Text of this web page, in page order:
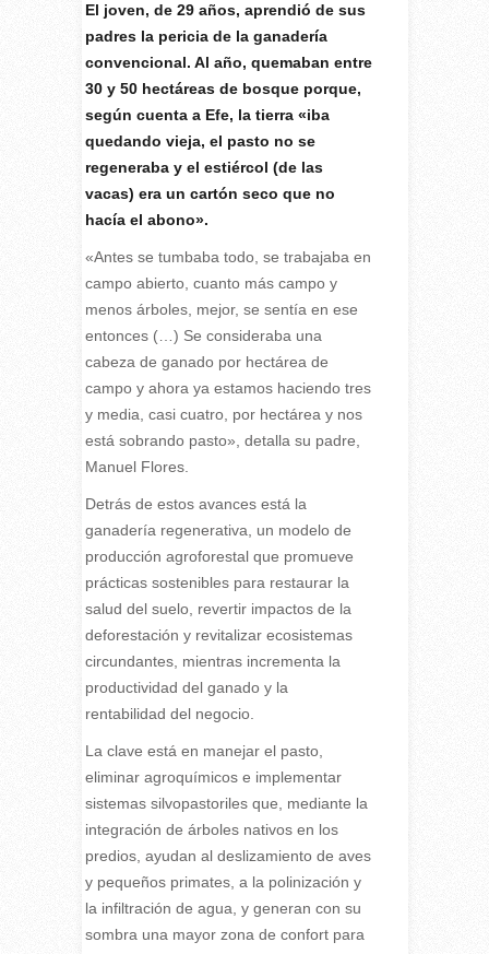
El joven, de 29 años, aprendió de sus
padres la pericia de la ganadería
convencional. Al año, quemaban entre
30 y 50 hectáreas de bosque porque,
según cuenta a Efe, la tierra «iba
quedando vieja, el pasto no se
regeneraba y el estiércol (de las
vacas) era un cartón seco que no
hacía el abono».
«Antes se tumbaba todo, se trabajaba en
campo abierto, cuanto más campo y
menos árboles, mejor, se sentía en ese
entonces (…) Se consideraba una
cabeza de ganado por hectárea de
campo y ahora ya estamos haciendo tres
y media, casi cuatro, por hectárea y nos
está sobrando pasto», detalla su padre,
Manuel Flores.
Detrás de estos avances está la
ganadería regenerativa, un modelo de
producción agroforestal que promueve
prácticas sostenibles para restaurar la
salud del suelo, revertir impactos de la
deforestación y revitalizar ecosistemas
circundantes, mientras incrementa la
productividad del ganado y la
rentabilidad del negocio.
La clave está en manejar el pasto,
eliminar agroquímicos e implementar
sistemas silvopastoriles que, mediante la
integración de árboles nativos en los
predios, ayudan al deslizamiento de aves
y pequeños primates, a la polinización y
la infiltración de agua, y generan con su
sombra una mayor zona de confort para